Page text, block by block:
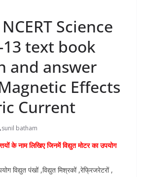
Science
text book
and answer
Effects
Current
sunil batham
के नाम लिखिए जिनमें विद्युत मोटर का उपयोग
विद्युत पंखों ,विद्युत मिश्रकों ,रेफ्रिजरेटरों ,